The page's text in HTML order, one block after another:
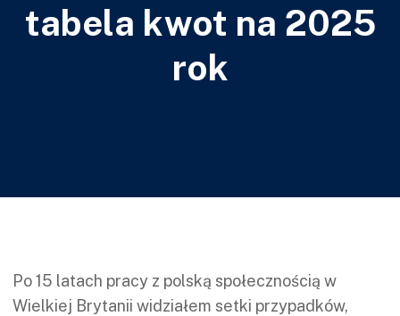
tabela kwot na 2025
rok
Po 15 latach pracy z polską społecznością w
Wielkiej Brytanii widziałem setki przypadków,